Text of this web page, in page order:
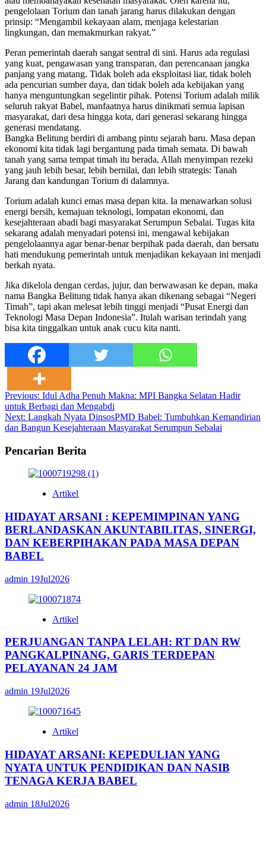
pengelolaan Torium dan tanah jarang harus dilakukan dengan
prinsip: “Mengambil kekayaan alam, menjaga kelestarian
lingkungan, dan memakmurkan rakyat.”
Peran pemerintah daerah sangat sentral di sini. Harus ada regulasi
yang kuat, pengawasan yang transparan, dan perencanaan jangka
panjang yang matang. Tidak boleh ada eksploitasi liar, tidak boleh
ada pencurian sumber daya, dan tidak boleh ada kebijakan yang
hanya menguntungkan segelintir pihak. Potensi Torium adalah milik
seluruh rakyat Babel, manfaatnya harus dinikmati semua lapisan
masyarakat, dari desa hingga kota, dari generasi sekarang hingga
generasi mendatang.
Bangka Belitung berdiri di ambang pintu sejarah baru. Masa depan
ekonomi kita tidak lagi bergantung pada timah semata. Di bawah
tanah yang sama tempat timah itu berada, Allah menyimpan rezeki
yang jauh lebih besar, lebih bernilai, dan lebih strategis: Tanah
Jarang dan kandungan Torium di dalamnya.
Torium adalah kunci emas masa depan kita. Ia menawarkan solusi
energi bersih, kemajuan teknologi, lompatan ekonomi, dan
kesejahteraan abadi bagi masyarakat Serumpun Sebalai. Tugas kita
sekarang adalah menyadari potensi ini, mengawal kebijakan
pengelolaannya agar benar-benar berpihak pada daerah, dan bersatu
hati mendukung pemerintah untuk menjadikan kekayaan ini menjadi
berkah nyata.
Jika dikelola dengan cerdas, jujur, dan berwawasan ke depan, maka
nama Bangka Belitung tidak hanya akan dikenang sebagai “Negeri
Timah”, tapi akan melesat lebih tinggi menjadi “Pusat Energi dan
Teknologi Masa Depan Indonesia”. Itulah warisan terindah yang
bisa kita tinggalkan untuk anak cucu kita nanti.
Post
navigation
Previous: Idul Adha Penuh Makna: MPI Bangka Selatan Hadir
untuk Berbagi dan Mengabdi
Next: Langkah Nyata DinsosPMD Babel: Tumbuhkan Kemandirian
dan Bangun Kesejahteraan Masyarakat Serumpun Sebalai
Pencarian Berita
Artikel
HIDAYAT ARSANI : KEPEMIMPINAN YANG
BERLANDASKAN AKUNTABILITAS, SINERGI,
DAN KEBERPIHAKAN PADA MASA DEPAN
BABEL
admin 19Jul2026
Artikel
PERJUANGAN TANPA LELAH: RT DAN RW
PANGKALPINANG, GARIS TERDEPAN
PELAYANAN 24 JAM
admin 19Jul2026
Artikel
HIDAYAT ARSANI: KEPEDULIAN YANG
NYATA UNTUK PENDIDIKAN DAN NASIB
TENAGA KERJA BABEL
admin 18Jul2026